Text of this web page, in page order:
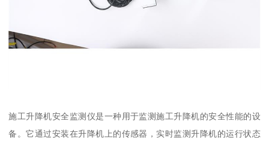
施工升降机安全监测仪是一种用于监测施工升降机的安全性能的设
备。它通过安装在升降机上的传感器，实时监测升降机的运行状态